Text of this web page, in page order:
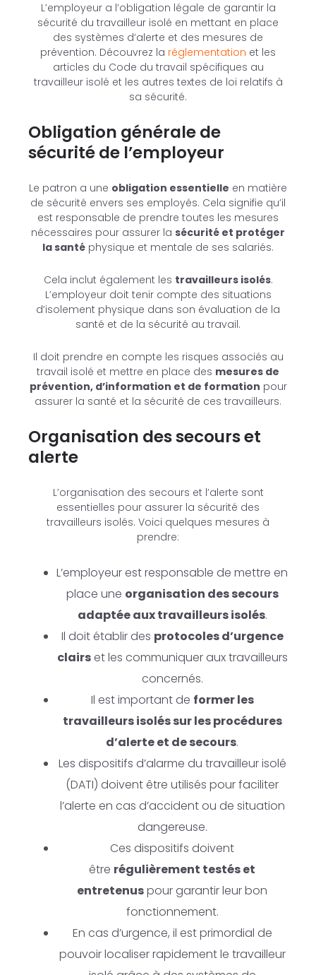
L’employeur a l’obligation légale de garantir la
sécurité du travailleur isolé en mettant en place
des systèmes d’alerte et des mesures de
prévention. Découvrez la réglementation et les
articles du Code du travail spécifiques au
travailleur isolé et les autres textes de loi relatifs à
sa sécurité.
Obligation générale de
sécurité de l’employeur
Le patron a une obligation essentielle en matière
de sécurité envers ses employés. Cela signifie qu’il
est responsable de prendre toutes les mesures
nécessaires pour assurer la sécurité et protéger
la santé physique et mentale de ses salariés.
Cela inclut également les travailleurs isolés.
L’employeur doit tenir compte des situations
d’isolement physique dans son évaluation de la
santé et de la sécurité au travail.
Il doit prendre en compte les risques associés au
travail isolé et mettre en place des mesures de
prévention, d’information et de formation pour
assurer la santé et la sécurité de ces travailleurs.
Organisation des secours et
alerte
L’organisation des secours et l’alerte sont
essentielles pour assurer la sécurité des
travailleurs isolés. Voici quelques mesures à
prendre:
L’employeur est responsable de mettre en
place une organisation des secours
adaptée aux travailleurs isolés.
Il doit établir des protocoles d’urgence
clairset les communiquer aux travailleurs
concernés.
Il est important de former les
travailleurs isolés sur les procédures
d’alerte et de secours.
Les dispositifs d’alarme du travailleur isolé
(DATI) doivent être utilisés pour faciliter
l’alerte en cas d’accident ou de situation
dangereuse.
Ces dispositifs doivent
être régulièrement testés et
entretenuspour garantir leur bon
fonctionnement.
En cas d’urgence, il est primordial de
pouvoir localiser rapidement le travailleur